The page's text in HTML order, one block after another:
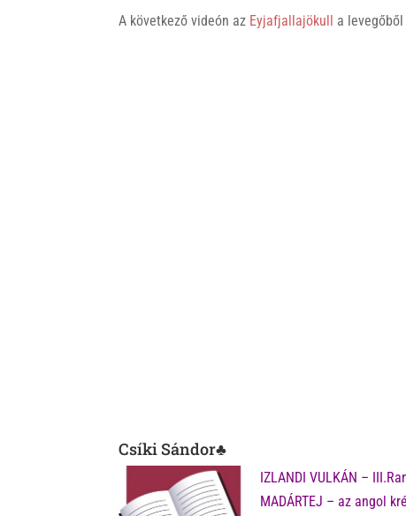
A következő videón az Eyjafjallajökull a
Csíki Sándor♣
IZLANDI VULKÁN –
MADÁRTEJ – az angol